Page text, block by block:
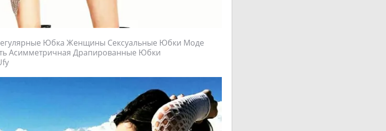
Юбка Женщины Сексуальные Юбки Моде
Асимметричная Драпированные Юбки